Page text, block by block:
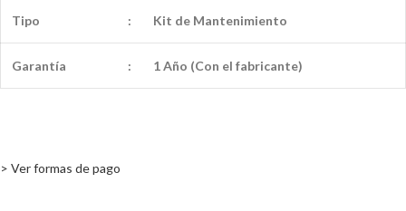
Tipo : Kit de Mantenimiento
Garantía : 1 Año (Con el fabricante)
> Ver formas de pago